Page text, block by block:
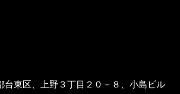
台東区、上野３丁目２０－８、小島ビル